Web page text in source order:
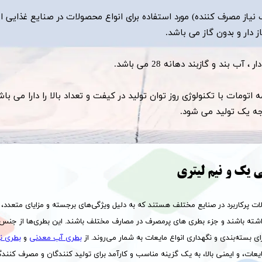
مصرف کننده) مورد استفاده برای انواع محصولات در صنایع غذایی
دار و بدون گاز می باشد.
و گازبند دهانه 28 می باشد.
با تکنولوژی روز توان تولید در کیفت و تعداد بالا را دارا می
یک تولید می شود.
یک و نیم لیتری
در صنایع مختلف هستند که به دلیل ویژگی‌های برجسته و مزایای متعدد،
بسته‌بندی و نگهداری انواع مایعات به شمار می‌روند. از بطری آب معدنی و بطری
و ایمنی بالا، به یک گزینه مناسب و کارآمد برای تولید کنندگان و مصرف